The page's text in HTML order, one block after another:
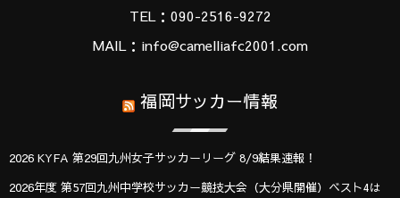
TEL：090-2516-9272
MAIL：info@camelliafc2001.com
福岡サッカー情報
2026 KYFA 第29回九州女子サッカーリーグ 8/9結果速報！
2026年度 第57回九州中学校サッカー競技大会（大分県開催）ベスト4は